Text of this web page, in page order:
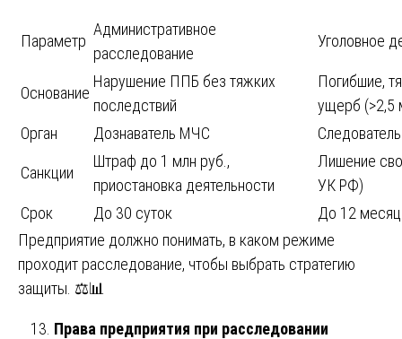
Параметр
Административное
расследование
Уголовное
Основание
Нарушение ППБ без тяжких
последствий
Погибшие,
ущерб (>2,5
Орган
Дознаватель МЧС
Санкции
Штраф до 1 млн руб.,
приостановка деятельности
Лишение
УК РФ)
Срок
До 30 суток
До 12
Предприятие должно понимать, в каком режиме
проходит расследование, чтобы выбрать стратегию
защиты. ⚖️📊
Права предприятия при расследовании